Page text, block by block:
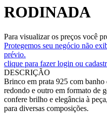
RODINADA
Para visualizar os preços você
Protegemos seu negócio não
prévio.
clique para fazer login ou
DESCRIÇÃO
Brinco em prata 925 com
redondo e outro em formato de
confere brilho e elegância à
para diversas composições.